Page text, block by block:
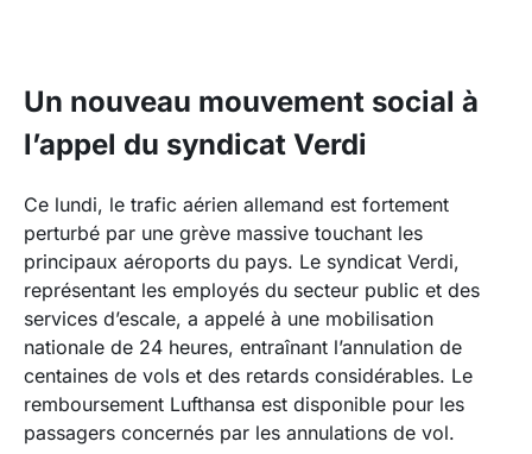
Un nouveau mouvement social à
l’appel du syndicat Verdi
Ce lundi, le trafic aérien allemand est fortement
perturbé par une grève massive touchant les
principaux aéroports du pays. Le syndicat Verdi,
représentant les employés du secteur public et des
services d’escale, a appelé à une mobilisation
nationale de 24 heures, entraînant l’annulation de
centaines de vols et des retards considérables. Le
remboursement Lufthansa est disponible pour les
passagers concernés par les annulations de vol.